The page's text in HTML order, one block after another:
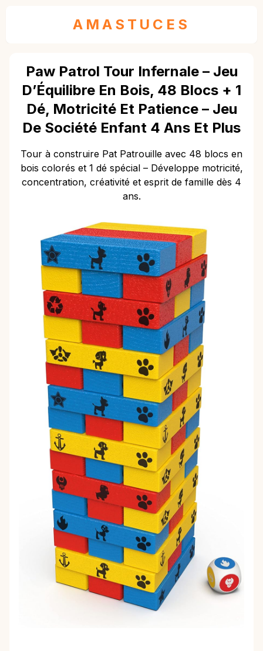
AMASTUCES
Paw Patrol Tour Infernale – Jeu
D’Équilibre En Bois, 48 Blocs + 1
Dé, Motricité Et Patience – Jeu
De Société Enfant 4 Ans Et Plus
Tour à construire Pat Patrouille avec 48 blocs en
bois colorés et 1 dé spécial – Développe motricité,
concentration, créativité et esprit de famille dès 4
ans.